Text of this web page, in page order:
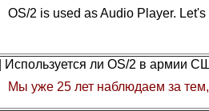
OS/2 is used as Audio Player.
|| Используется ли OS/2 в армии
Мы уже 25 лет наблюдаем за